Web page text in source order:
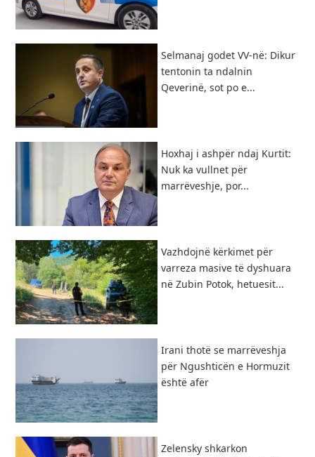
Selmanaj godet VV-në: Dikur
tentonin ta ndalnin
Qeverinë, sot po e...
Hoxhaj i ashpër ndaj Kurtit:
Nuk ka vullnet për
marrëveshje, por...
Vazhdojnë kërkimet për
varreza masive të dyshuara
në Zubin Potok, hetuesit...
Irani thotë se marrëveshja
për Ngushticën e Hormuzit
është afër
Zelensky shkarkon